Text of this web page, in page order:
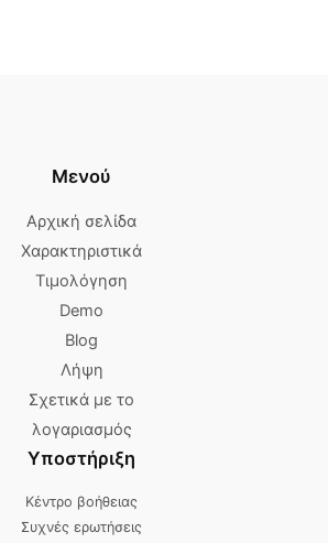
Μενού
Αρχική σελίδα
Χαρακτηριστικά
Τιμολόγηση
Demo
Blog
Λήψη
Σχετικά με το
λογαριασμός
Υποστήριξη
Κέντρο βοήθειας
Συχνές ερωτήσεις